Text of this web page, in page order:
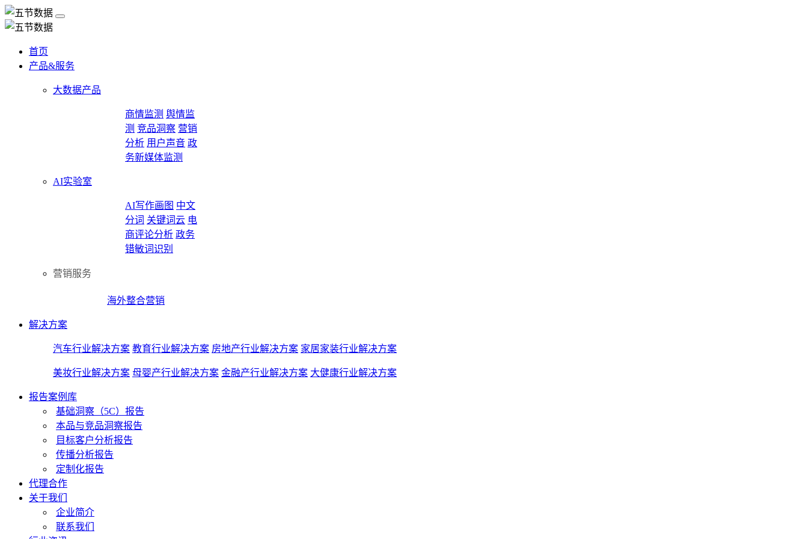
首页
产品&服务
大数据产品
商情监测 舆情监
测 竞品洞察 营销
分析 用户声音 政
务新媒体监测
AI实验室
AI写作画图 中文
分词 关键词云 电
商评论分析 政务
错敏词识别
营销服务
海外整合营销
解决方案
汽车行业解决方案 教育行业解决方案 房地产行业解决方案 家居家装行业解决方案
美妆行业解决方案 母婴产行业解决方案 金融产行业解决方案 大健康行业解决方案
报告案例库
基础洞察（5C）报告
本品与竞品洞察报告
目标客户分析报告
传播分析报告
定制化报告
代理合作
关于我们
企业简介
联系我们